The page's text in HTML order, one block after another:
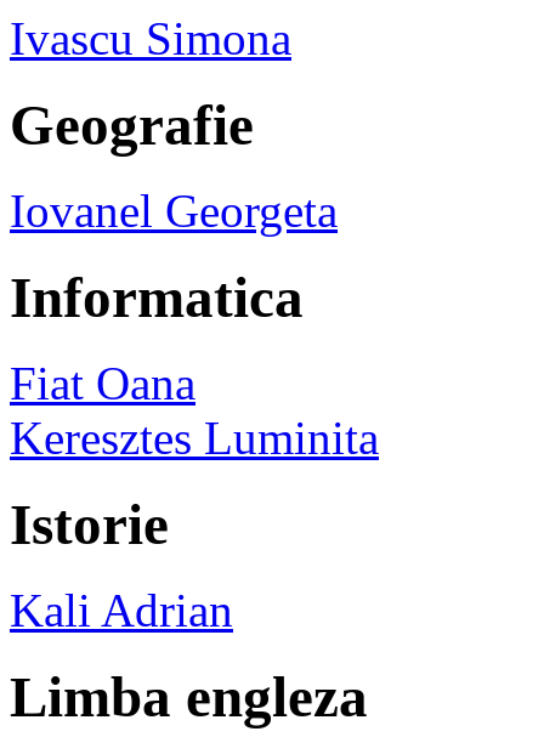
Ivascu Simona
Geografie
Iovanel Georgeta
Informatica
Fiat Oana
Keresztes Luminita
Istorie
Kali Adrian
Limba engleza